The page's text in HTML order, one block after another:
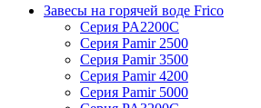
Завесы на горячей воде Frico
Серия PA2200C
Серия Pamir 2500
Серия Pamir 3500
Серия Pamir 4200
Серия Pamir 5000